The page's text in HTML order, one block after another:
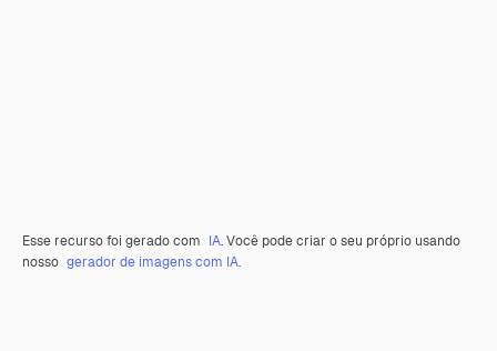
Esse recurso foi gerado com IA. Você pode criar o seu próprio usando
nosso gerador de imagens com IA.